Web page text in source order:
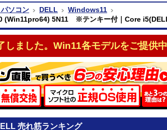
ソコン DELL
Windows11
(Win11pro64) 5N11 ※テンキー付｜Core
ました。Win11各モデルをご提供中
売れ筋ランキング